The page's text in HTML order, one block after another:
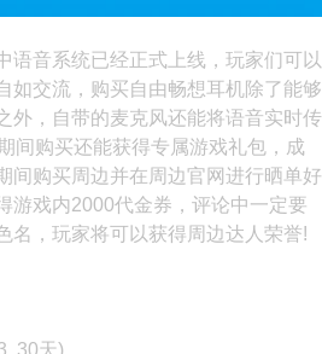
音系统已经正式上线，玩家们可以
如交流，购买自由畅想耳机除了能够
外，自带的麦克风还能将语音实时传
间购买还能获得专属游戏礼包，成
间购买周边并在周边官网进行晒单好
游戏内2000代金券，评论中一定要
名，玩家将可以获得周边达人荣誉!